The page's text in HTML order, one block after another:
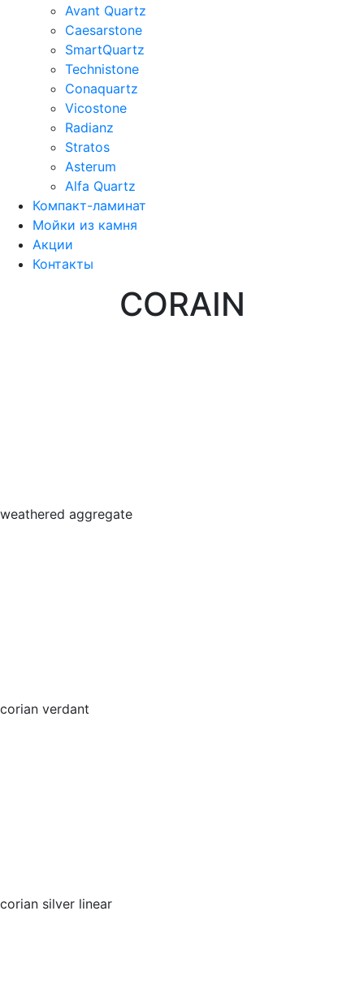
Avant Quartz
Caesarstone
SmartQuartz
Technistone
Conaquartz
Vicostone
Radianz
Stratos
Asterum
Alfa Quartz
Компакт-ламинат
Мойки из камня
Акции
Контакты
CORAIN
weathered aggregate
corian verdant
corian silver linear